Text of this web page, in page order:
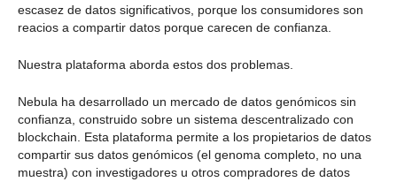
escasez de datos significativos, porque los consumidores son
reacios a compartir datos porque carecen de confianza.
Nuestra plataforma aborda estos dos problemas.
Nebula ha desarrollado un mercado de datos genómicos sin
confianza, construido sobre un sistema descentralizado con
blockchain. Esta plataforma permite a los propietarios de datos
compartir sus datos genómicos (el genoma completo, no una
muestra) con investigadores u otros compradores de datos